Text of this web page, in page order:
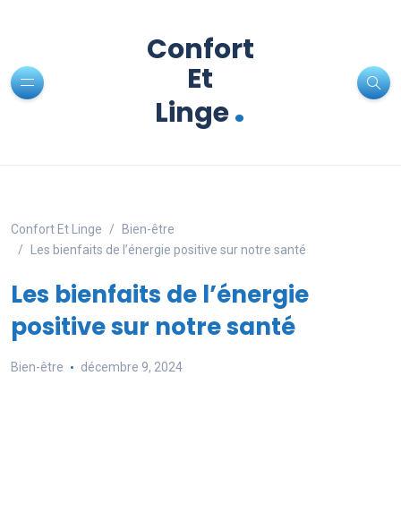
Confort
Et
Linge.
Confort Et Linge
Bien-être
Les bienfaits de l’énergie positive sur notre santé
Les bienfaits de l’énergie
positive sur notre santé
Bien-être décembre 9, 2024